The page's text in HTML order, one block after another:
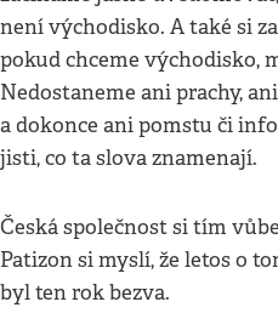
není východisko. A také si
pokud chceme východisko,
Nedostaneme ani prachy,
a dokonce ani pomstu či
jisti, co ta slova znamenají.
Česká společnost si tím
Patizon si myslí, že letos o
byl ten rok bezva.